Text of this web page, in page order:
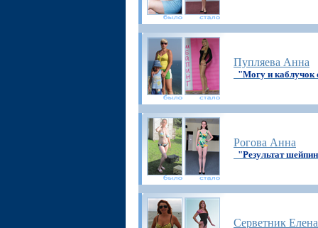
Пупляева Анна
"Могу и каблучок
Рогова Анна
"Результат
Серветник Елена